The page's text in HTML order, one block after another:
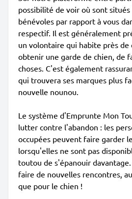
possibilité de voir où sont
bénévoles par rapport à vous
respectif. Il est généralement
un volontaire qui habite près de
obtenir une garde de chien, de
choses. C'est également
qui trouvera ses marques plus
nouvelle nounou.
Le système d'Emprunte Mon
lutter contre l'abandon : les
occupées peuvent faire garder
lorsqu'elles ne sont pas
toutou de s'épanouir
faire de nouvelles rencontres,
que pour le chien !